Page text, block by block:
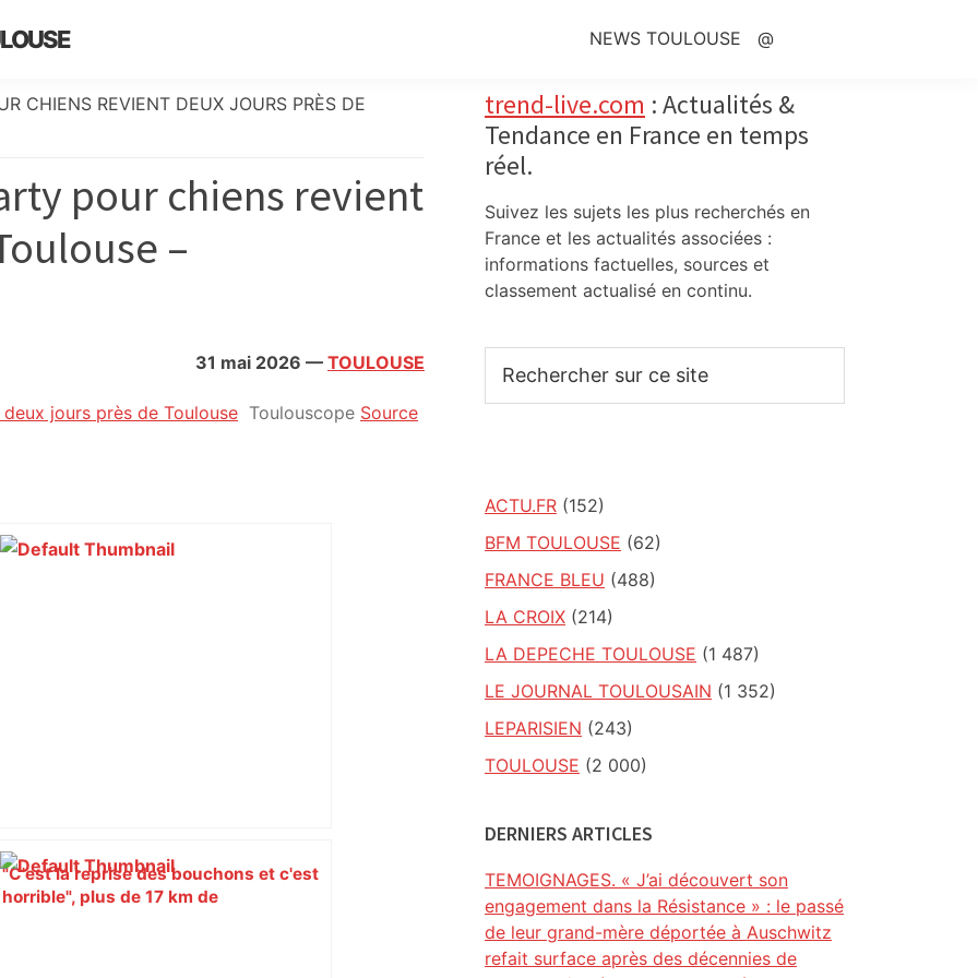
NEWS TOULOUSE @
CHIENS REVIENT DEUX JOURS PRÈS DE
pour chiens revient
–
31 mai 2026 — TOULOUSE
jours près de Toulouse Toulouscope Source
"C'est la reprise des bouchons et c'est
horrible", plus de 17 km de
Primary
Sidebar
trend-live.com : Actualités &
Tendance en France en temps
réel.
Suivez les sujets les plus recherchés en
France et les actualités associées :
informations factuelles, sources et
classement actualisé en continu.
sur
ACTU.FR (152)
BFM TOULOUSE (62)
FRANCE BLEU (488)
LA CROIX (214)
LA DEPECHE TOULOUSE (1 487)
LE JOURNAL TOULOUSAIN (1 352)
LEPARISIEN (243)
TOULOUSE (2 000)
DERNIERS ARTICLES
TEMOIGNAGES. « J’ai découvert son
engagement dans la Résistance » : le passé
de leur grand-mère déportée à Auschwitz
refait surface après des décennies de